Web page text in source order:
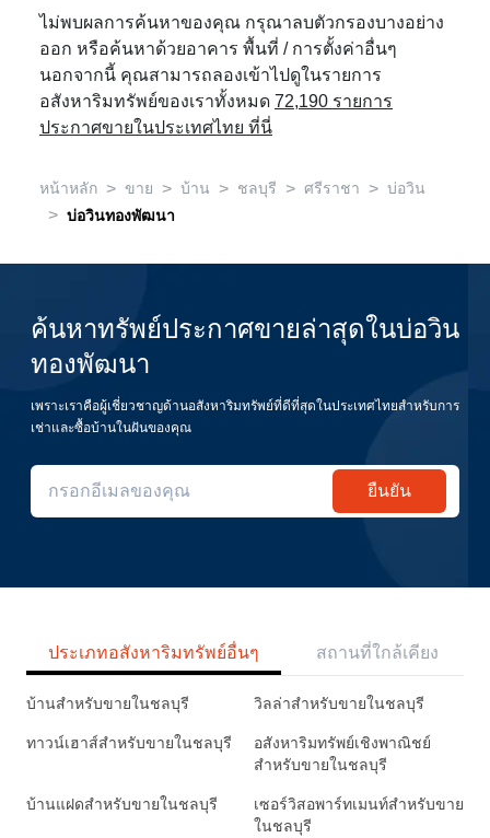
ไม่พบผลการค้นหาของคุณ กรุณาลบตัวกรองบางอย่าง
ออก หรือค้นหาด้วยอาคาร พื้นที่ / การตั้งค่าอื่นๆ
นอกจากนี้ คุณสามารถลองเข้าไปดูในรายการ
อสังหาริมทรัพย์ของเราทั้งหมด 72,190 รายการ
ประกาศขายในประเทศไทย ที่นี่
หน้าหลัก > ขาย > บ้าน > ชลบุรี > ศรีราชา > บ่อวิน
> บ่อวินทองพัฒนา
ค้นหาทรัพย์ประกาศขายล่าสุดในบ่อวิน
ทองพัฒนา
เพราะเราคือผู้เชี่ยวชาญด้านอสังหาริมทรัพย์ที่ดีที่สุดในประเทศไทยสำหรับการ
เช่าและซื้อบ้านในฝันของคุณ
ยืนยัน
ประเภทอสังหาริมทรัพย์อื่นๆ สถานที่ใกล้เคียง
บ้านสำหรับขายในชลบุรี วิลล่าสำหรับขายในชลบุรี
ทาวน์เฮาส์สำหรับขายในชลบุรี
อสังหาริมทรัพย์เชิงพาณิชย์
สำหรับขายในชลบุรี
บ้านแฝดสำหรับขายในชลบุรี
เซอร์วิสอพาร์ทเมนท์สำหรับขาย
ในชลบุรี